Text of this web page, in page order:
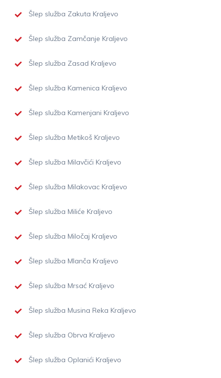
Šlep služba Zakuta Kraljevo
Šlep služba Zamčanje Kraljevo
Šlep služba Zasad Kraljevo
Šlep služba Kamenica Kraljevo
Šlep služba Kamenjani Kraljevo
Šlep služba Metikoš Kraljevo
Šlep služba Milavčići Kraljevo
Šlep služba Milakovac Kraljevo
Šlep služba Miliće Kraljevo
Šlep služba Miločaj Kraljevo
Šlep služba Mlanča Kraljevo
Šlep služba Mrsać Kraljevo
Šlep služba Musina Reka Kraljevo
Šlep služba Obrva Kraljevo
Šlep služba Oplanići Kraljevo